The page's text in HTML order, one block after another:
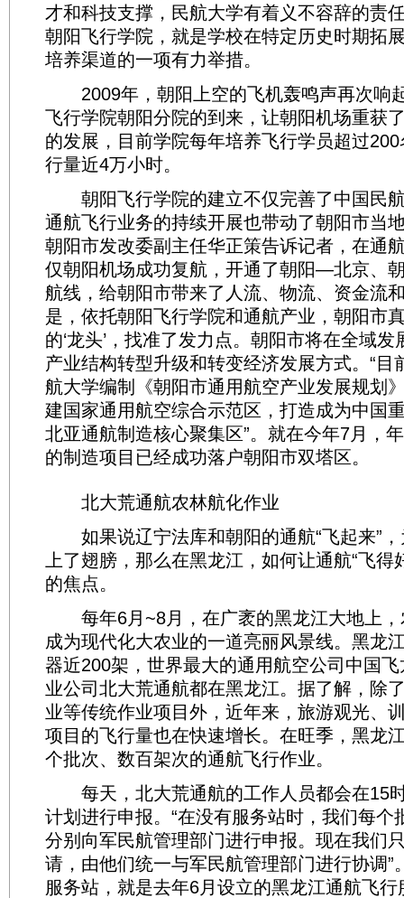
才和科技支撑，民航大学有着义不容辞的责
朝阳飞行学院，就是学校在特定历史时期拓
培养渠道的一项有力举措。
2009年，朝阳上空的飞机轰鸣声再次响
飞行学院朝阳分院的到来，让朝阳机场重获
的发展，目前学院每年培养飞行学员超过
行量近4万小时。
朝阳飞行学院的建立不仅完善了中国民
通航飞行业务的持续开展也带动了朝阳市当
朝阳市发改委副主任华正策告诉记者，在通
仅朝阳机场成功复航，开通了朝阳—北京、
航线，给朝阳市带来了人流、物流、资金流
是，依托朝阳飞行学院和通航产业，朝阳市
的‘龙头’，找准了发力点。朝阳市将在全域
产业结构转型升级和转变经济发展方式。“目
航大学编制《朝阳市通用航空产业发展规划
建国家通用航空综合示范区，打造成为中国
北亚通航制造核心聚集区”。就在今年7月，
的制造项目已经成功落户朝阳市双塔区。
北大荒通航农林航化作业
如果说辽宁法库和朝阳的通航“飞起来”，
上了翅膀，那么在黑龙江，如何让通航“飞得
的焦点。
每年6月~8月，在广袤的黑龙江大地上，
成为现代化大农业的一道亮丽风景线。黑龙
器近200架，世界最大的通用航空公司中国
业公司北大荒通航都在黑龙江。据了解，除
业等传统作业项目外，近年来，旅游观光、
项目的飞行量也在快速增长。在旺季，黑龙
个批次、数百架次的通航飞行作业。
每天，北大荒通航的工作人员都会在15
计划进行申报。“在没有服务站时，我们每个
分别向军民航管理部门进行申报。现在我们
请，由他们统一与军民航管理部门进行协调”
服务站，就是去年6月设立的黑龙江通航飞行